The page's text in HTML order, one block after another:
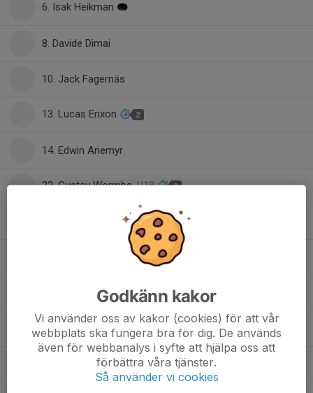
6. Isak Heikman
8. Davide Dimai
10. Jack Fagernäs
13. Lucas Erixon 2
14. Edwin Anemyr
22. Gustav Wormbs, U18 2
22. Liam Nord Chennaoui 2
24. Max Stefansson
25. Erik Diberius, U18
27. Liam Krig
35. Jesper Zandrén, U18
Godkänn kakor
Vi använder oss av kakor (cookies) för att vår
webbplats ska fungera bra för dig. De används
även för webbanalys i syfte att hjälpa oss att
förbättra våra tjänster.
Så använder vi cookies